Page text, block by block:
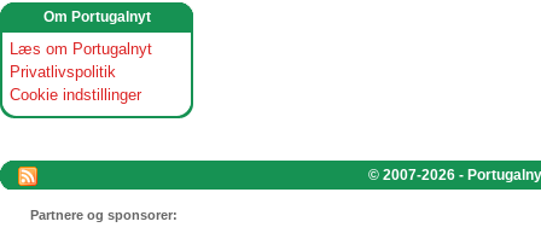
Om Portugalnyt
Læs om Portugalnyt
Privatlivspolitik
Cookie indstillinger
© 2007-2026 -
Partnere og sponsorer: